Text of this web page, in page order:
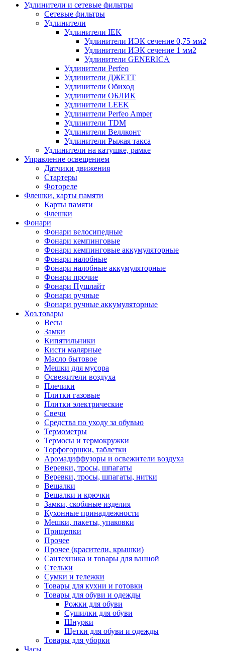
Удлинители и сетевые фильтры
Сетевые фильтры
Удлинители
Удлинители IEK
Удлинители ИЭК сечение 0,75 мм2
Удлинители ИЭК сечение 1 мм2
Удлинители GENERICA
Удлинители Perfeo
Удлинители ДЖЕТТ
Удлинители Обиход
Удлинители ОБЛИК
Удлинители LEEK
Удлинители Perfeo Amper
Удлинители TDM
Удлинители Веллконт
Удлинители Рыжая такса
Удлинители на катушке, рамке
Управление освещением
Датчики движения
Стартеры
Фотореле
Флешки, карты памяти
Карты памяти
Флешки
Фонари
Фонари велосипедные
Фонари кемпинговые
Фонари кемпинговые аккумуляторные
Фонари налобные
Фонари налобные аккумуляторные
Фонари прочие
Фонари Пушлайт
Фонари ручные
Фонари ручные аккумуляторные
Хоз.товары
Весы
Замки
Кипятильники
Кисти малярные
Масло бытовое
Мешки для мусора
Освежители воздуха
Плечики
Плитки газовые
Плитки электрические
Свечи
Средства по уходу за обувью
Термометры
Термосы и термокружки
Торфогоршки, таблетки
Аромадиффузоры и освежители воздуха
Веревки, тросы, шпагаты
Веревки, тросы, шпагаты, нитки
Вешалки
Вешалки и крючки
Замки, скобяные изделия
Кухонные принадлежности
Мешки, пакеты, упаковки
Прищепки
Прочее
Прочее (красители, крышки)
Сантехника и товары для ванной
Стельки
Сумки и тележки
Товары для кухни и готовки
Товары для обуви и одежды
Рожки для обуви
Сушилки для обуви
Шнурки
Щетки для обуви и одежды
Товары для уборки
Часы